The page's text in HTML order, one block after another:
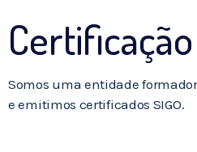
Certificação
Somos uma entidade
e emitimos certificados SIGO.